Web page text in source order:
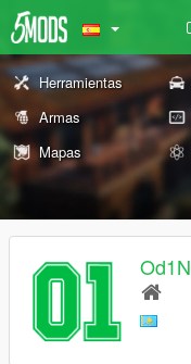
Herramientas
Armas
Mapas
Od1N